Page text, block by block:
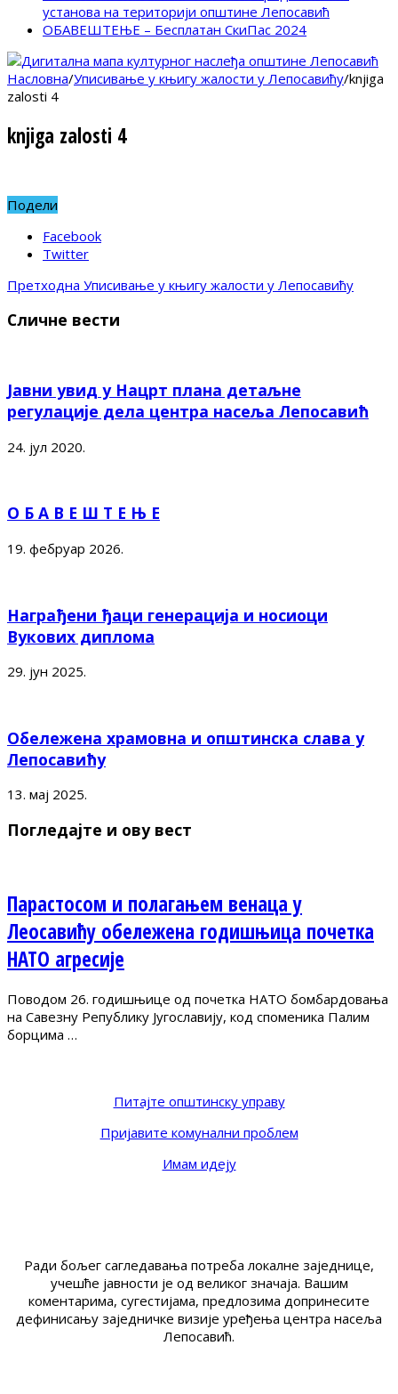
установа на територији општине Лепосавић
ОБАВЕШТЕЊЕ – Бесплатан СкиПас 2024
Насловна/Уписивање у књигу жалости у Лепосавићу/knjiga
zalosti 4
knjiga zalosti 4
Подели
Facebook
Twitter
Претходна Уписивање у књигу жалости у Лепосавићу
Сличне вести
Јавни увид у Нацрт плана детаљне
регулације дела центра насеља Лепосавић
24. јул 2020.
О Б А В Е Ш Т Е Њ Е
19. фебруар 2026.
Награђени ђаци генерација и носиоци
Вукових диплома
29. јун 2025.
Обележена храмовна и општинска слава у
Лепосавићу
13. мај 2025.
Погледајте и ову вест
Парастосом и полагањем венаца у
Леосавићу обележена годишњица почетка
НАТО агресије
Поводом 26. годишњице од почетка НАТО бомбардовања
на Савезну Републику Југославију, код споменика Палим
борцима …
Питајте општинску управу
Пријавите комунални проблем
Имам идеју
Ради бољег сагледавања потреба локалне заједнице,
учешће јавности је од великог значаја. Вашим
коментарима, сугестијама, предлозима допринесите
дефинисању заједничке визије уређења центра насеља
Лепосавић.